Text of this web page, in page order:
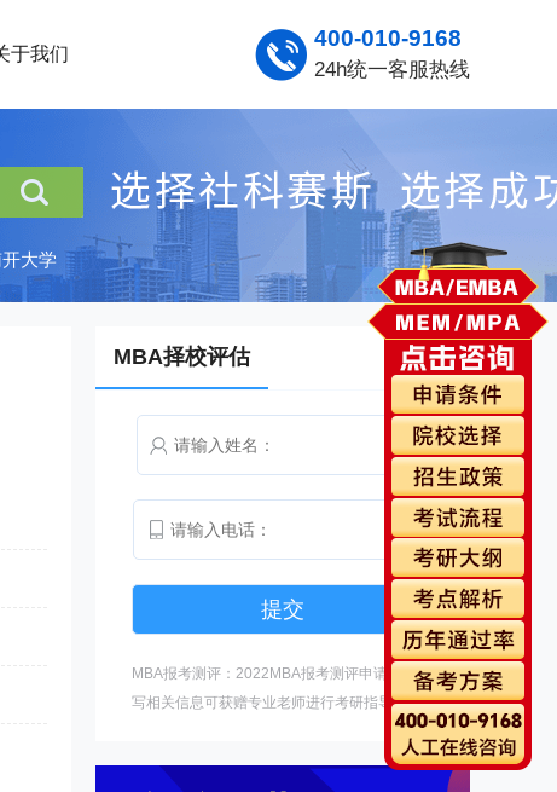
于我们
400-010-9168
24h统一客服热线
大学
MBA择校评估
MBA报考测评：2022MBA报考测评申请中，填
写相关信息可获赠专业老师进行考研指导。